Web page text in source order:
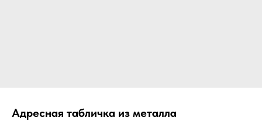
Адресная табличка из металла